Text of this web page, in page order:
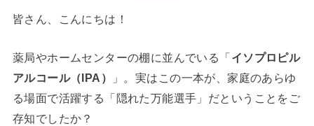
皆さん、こんにちは！
薬局やホームセンターの棚に並んでいる「イソプロピル
アルコール（IPA）
」。実はこの一本が、家庭のあらゆ
る場面で活躍する「隠れた万能選手」だということをご
存知でしたか？